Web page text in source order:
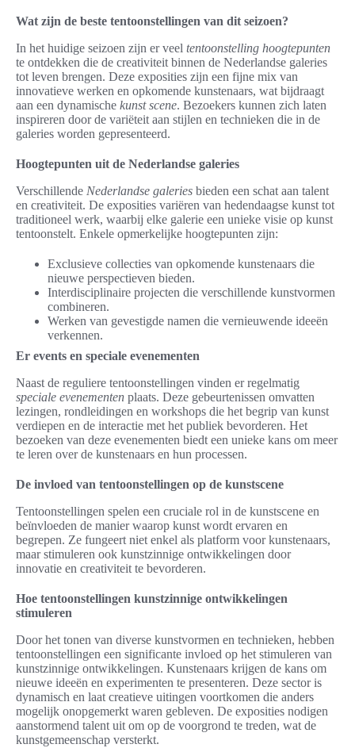
Wat zijn de beste tentoonstellingen van dit seizoen?
In het huidige seizoen zijn er veel tentoonstelling hoogtepunten
te ontdekken die de creativiteit binnen de Nederlandse galeries
tot leven brengen. Deze exposities zijn een fijne mix van
innovatieve werken en opkomende kunstenaars, wat bijdraagt
aan een dynamische kunst scene. Bezoekers kunnen zich laten
inspireren door de variëteit aan stijlen en technieken die in de
galeries worden gepresenteerd.
Hoogtepunten uit de Nederlandse galeries
Verschillende Nederlandse galeries bieden een schat aan talent
en creativiteit. De exposities variëren van hedendaagse kunst tot
traditioneel werk, waarbij elke galerie een unieke visie op kunst
tentoonstelt. Enkele opmerkelijke hoogtepunten zijn:
Exclusieve collecties van opkomende kunstenaars die
nieuwe perspectieven bieden.
Interdisciplinaire projecten die verschillende kunstvormen
combineren.
Werken van gevestigde namen die vernieuwende ideeën
verkennen.
Er events en speciale evenementen
Naast de reguliere tentoonstellingen vinden er regelmatig
speciale evenementen plaats. Deze gebeurtenissen omvatten
lezingen, rondleidingen en workshops die het begrip van kunst
verdiepen en de interactie met het publiek bevorderen. Het
bezoeken van deze evenementen biedt een unieke kans om meer
te leren over de kunstenaars en hun processen.
De invloed van tentoonstellingen op de kunstscene
Tentoonstellingen spelen een cruciale rol in de kunstscene en
beïnvloeden de manier waarop kunst wordt ervaren en
begrepen. Ze fungeert niet enkel als platform voor kunstenaars,
maar stimuleren ook kunstzinnige ontwikkelingen door
innovatie en creativiteit te bevorderen.
Hoe tentoonstellingen kunstzinnige ontwikkelingen
stimuleren
Door het tonen van diverse kunstvormen en technieken, hebben
tentoonstellingen een significante invloed op het stimuleren van
kunstzinnige ontwikkelingen. Kunstenaars krijgen de kans om
nieuwe ideeën en experimenten te presenteren. Deze sector is
dynamisch en laat creatieve uitingen voortkomen die anders
mogelijk onopgemerkt waren gebleven. De exposities nodigen
aanstormend talent uit om op de voorgrond te treden, wat de
kunstgemeenschap versterkt.